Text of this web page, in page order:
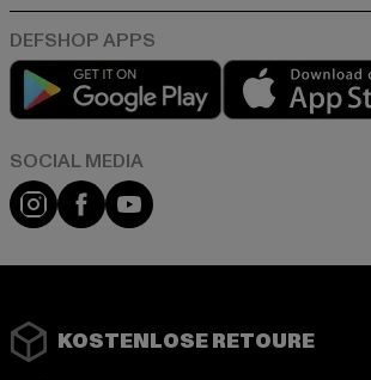
Play market
Instagram
FacebookYouTube
KOSTENLOSE RETOURE